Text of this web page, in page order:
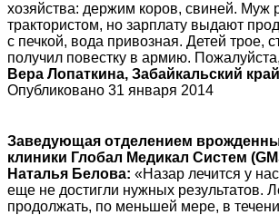
хозяйства: держим коров, свиней. Муж
трактористом, но зарплату выдают
с печкой, вода привозная. Детей трое,
получил повестку в армию.
Вера Лопаткина, Забайкальский
Опубликовано 31 января 2014
Заведующая отделением
клиники Глобал Медикал Систем
Наталья Белова: «Назар лечится у
еще не достигли нужных результатов.
продолжать, по меньшей мере, в